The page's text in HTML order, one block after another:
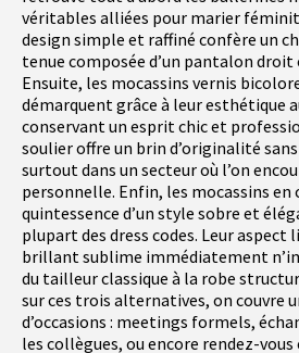
véritables alliées pour marier
design simple et raffiné confère un
tenue composée d’un pantalon droit
Ensuite, les mocassins vernis
démarquent grâce à leur esthétique
conservant un esprit chic et
soulier offre un brin d’originalité
surtout dans un secteur où l’on
personnelle. Enfin, les mocassins
quintessence d’un style sobre et
plupart des dress codes. Leur
brillant sublime immédiatement
du tailleur classique à la robe
sur ces trois alternatives, on couvre
d’occasions : meetings formels,
les collègues, ou encore rendez-vous